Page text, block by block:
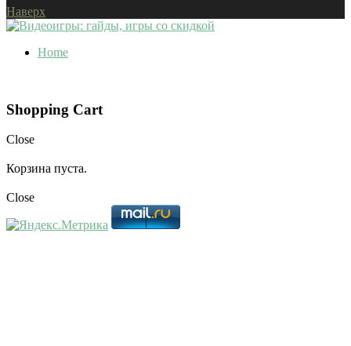
Наверх
Home
Shopping Cart
Close
Корзина пуста.
Close